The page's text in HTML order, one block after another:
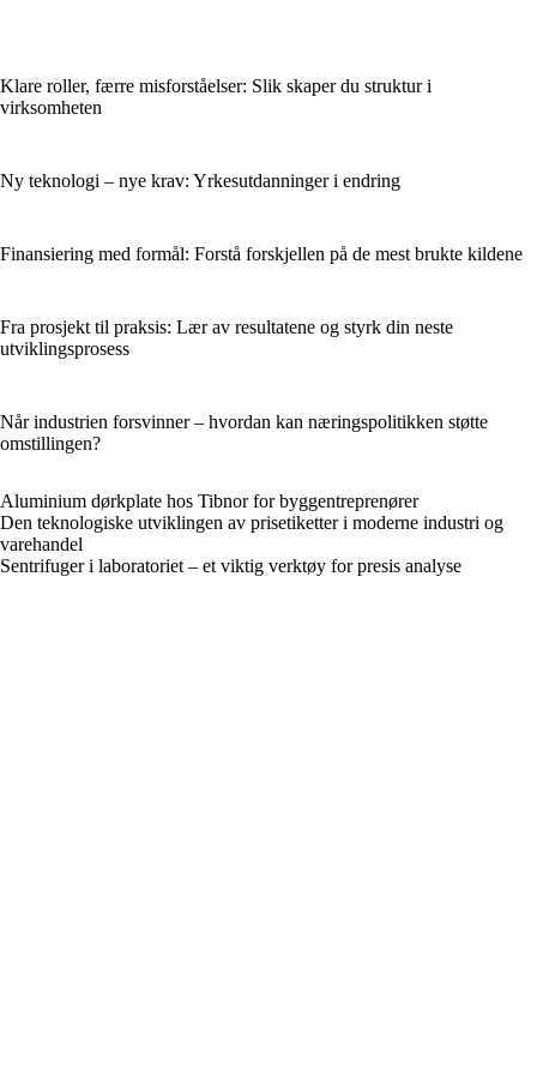
Klare roller, færre misforståelser: Slik skaper du struktur i
virksomheten
Ny teknologi – nye krav: Yrkesutdanninger i endring
Finansiering med formål: Forstå forskjellen på de mest brukte kildene
Fra prosjekt til praksis: Lær av resultatene og styrk din neste
utviklingsprosess
Når industrien forsvinner – hvordan kan næringspolitikken støtte
omstillingen?
Aluminium dørkplate hos Tibnor for byggentreprenører
Den teknologiske utviklingen av prisetiketter i moderne industri og
varehandel
Sentrifuger i laboratoriet – et viktig verktøy for presis analyse